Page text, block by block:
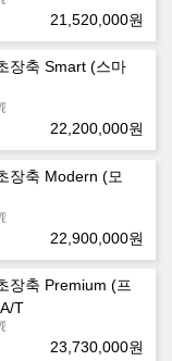
21,520,000원
장축 Smart (스마
22,200,000원
장축 Modern (모
22,900,000원
장축 Premium (프
T
23,730,000원